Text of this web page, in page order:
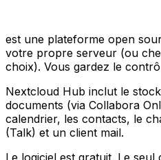
est une plateforme open
votre propre serveur (ou
choix). Vous gardez le
Nextcloud Hub inclut le
documents (via Collabora
calendrier, les contacts, le
(Talk) et un client mail.